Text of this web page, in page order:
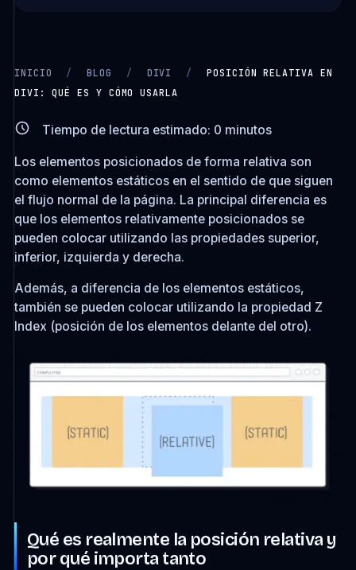
CARGANDO VIDEO…
INICIO / BLOG / DIVI /
POSICIÓN RELATIVA EN
DIVI: QUÉ ES Y CÓMO USARLA
Tiempo de lectura estimado: 0 minutos
Los elementos posicionados de forma relativa son
como elementos estáticos en el sentido de que siguen
el flujo normal de la página. La principal diferencia es
que los elementos relativamente posicionados se
pueden colocar utilizando las propiedades superior,
inferior, izquierda y derecha.
Además, a diferencia de los elementos estáticos,
también se pueden colocar utilizando la propiedad Z
Index (posición de los elementos delante del otro).
Qué es realmente la posición relativa y
por qué importa tanto